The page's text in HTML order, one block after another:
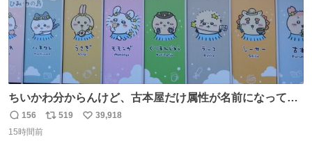
ちいかわ分からんけど、古本屋だけ属性が名前になってる
のはどういうこと？
返
信
156
リ
519
い
39,918
15時間前